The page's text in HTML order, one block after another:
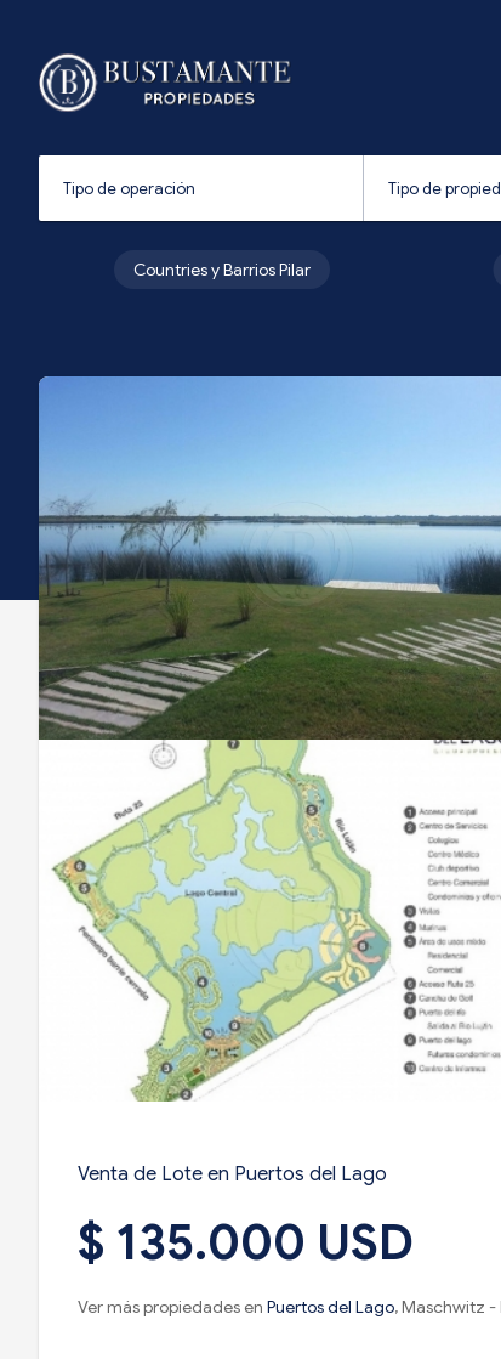
Countries y Barrios Pilar
Venta de Lote en Puertos del Lago
$ 135.000 USD
Ver más propiedades en Puertos del Lago, Maschwitz -